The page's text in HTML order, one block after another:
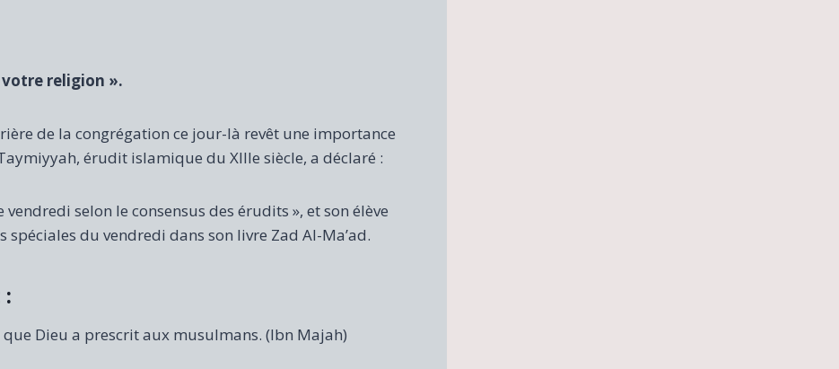
votre religion ».
de la congrégation ce jour-là revêt une importance
érudit islamique du XIIIe siècle, a déclaré :
selon le consensus des érudits », et son élève
du vendredi dans son livre Zad Al-Ma’ad.
que Dieu a prescrit aux musulmans. (Ibn Majah)